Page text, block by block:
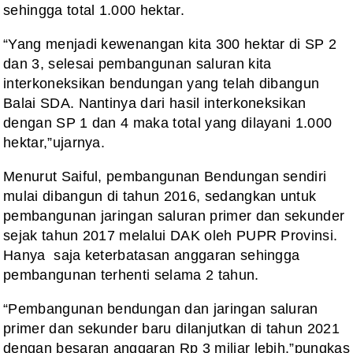
sehingga total 1.000 hektar.
“Yang menjadi kewenangan kita 300 hektar di SP 2
dan 3, selesai pembangunan saluran kita
interkoneksikan bendungan yang telah dibangun
Balai SDA. Nantinya dari hasil interkoneksikan
dengan SP 1 dan 4 maka total yang dilayani 1.000
hektar,”ujarnya.
Menurut Saiful, pembangunan Bendungan sendiri
mulai dibangun di tahun 2016, sedangkan untuk
pembangunan jaringan saluran primer dan sekunder
sejak tahun 2017 melalui DAK oleh PUPR Provinsi.
Hanya saja keterbatasan anggaran sehingga
pembangunan terhenti selama 2 tahun.
“Pembangunan bendungan dan jaringan saluran
primer dan sekunder baru dilanjutkan di tahun 2021
dengan besaran anggaran Rp 3 miliar lebih.”pungkas